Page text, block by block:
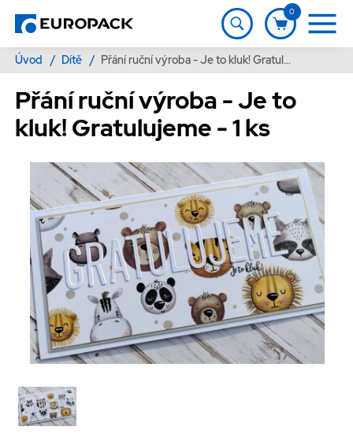
0
Úvod / Dítě / Přání ruční výroba - Je to kluk! Gratulujeme - 1 ks
Přání ruční výroba - Je to
kluk! Gratulujeme - 1 ks